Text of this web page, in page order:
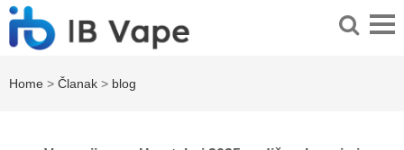
Home > Članak > blog